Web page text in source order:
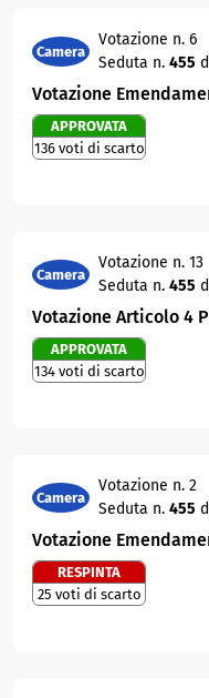
Camera
Votazione n. 6
Seduta n. 455
Votazione
APPROVATA
136 voti di scarto
Camera
Votazione n. 13
Seduta n. 455
Votazione Articolo 4
APPROVATA
134 voti di scarto
Camera
Votazione n. 2
Seduta n. 455
Votazione
RESPINTA
25 voti di scarto